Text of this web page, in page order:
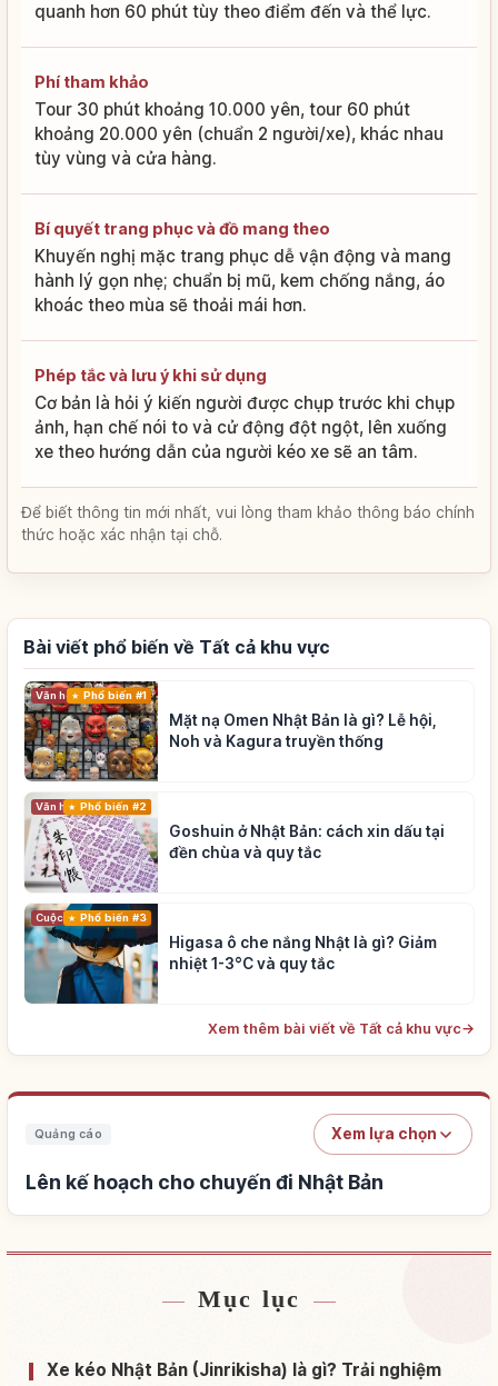
quanh hơn 60 phút tùy theo điểm đến và thể lực.
Phí tham khảo
Tour 30 phút khoảng 10.000 yên, tour 60 phút
khoảng 20.000 yên (chuẩn 2 người/xe), khác nhau
tùy vùng và cửa hàng.
Bí quyết trang phục và đồ mang theo
Khuyến nghị mặc trang phục dễ vận động và mang
hành lý gọn nhẹ; chuẩn bị mũ, kem chống nắng, áo
khoác theo mùa sẽ thoải mái hơn.
Phép tắc và lưu ý khi sử dụng
Cơ bản là hỏi ý kiến người được chụp trước khi chụp
ảnh, hạn chế nói to và cử động đột ngột, lên xuống
xe theo hướng dẫn của người kéo xe sẽ an tâm.
Để biết thông tin mới nhất, vui lòng tham khảo thông báo chính
thức hoặc xác nhận tại chỗ.
Bài viết phổ biến về Tất cả khu vực
Văn hóa truyền thống
Phổ biến #1
Mặt nạ Omen Nhật Bản là gì? Lễ hội,
Noh và Kagura truyền thống
Văn hóa truyền thống
Phổ biến #2
Goshuin ở Nhật Bản: cách xin dấu tại
đền chùa và quy tắc
Cuộc sốngPhổ biến #3
Higasa ô che nắng Nhật là gì? Giảm
nhiệt 1-3°C và quy tắc
Xem thêm bài viết về Tất cả khu vực→
Quảng cáo Xem lựa chọn
Lên kế hoạch cho chuyến đi Nhật Bản
Tìm chỗ ở gần Nhật Bản
Tìm trải nghiệm tại Nhật Bản↗
Mục lục
Xe kéo Nhật Bản (Jinrikisha) là gì? Trải nghiệm